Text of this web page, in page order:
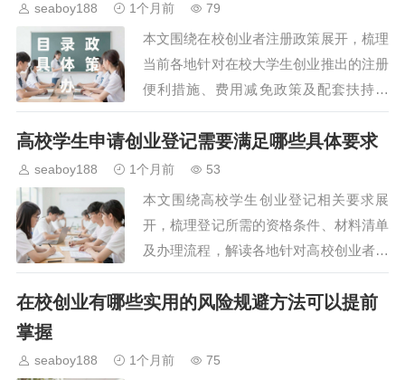
seaboy188 1个月前 79
本文围绕在校创业者注册政策展开，梳理
当前各地针对在校大学生创业推出的注册
便利措施、费用减免政策及配套扶持内
容，明确注册办理的具体流程与注意事
项，为有创业意愿的在校学生提供清晰的
政策参考，帮助其降低创业…
高校学生申请创业登记需要满足哪些具体要求
seaboy188 1个月前 53
本文围绕高校学生创业登记相关要求展
开，梳理登记所需的资格条件、材料清单
及办理流程，解读各地针对高校创业者的
配套扶持规则，帮助在校及应届毕业学生
清晰了解登记环节的注意事项，规避常见
在校创业有哪些实用的风险规避方法可以提前
掌握
seaboy188 1个月前 75